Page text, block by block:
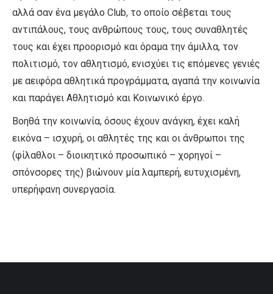
αλλά σαν ένα μεγάλο Club, το οποίο σέβεται τους
αντιπάλους, τους ανθρώπους τους, τους συναθλητές
τους και έχει προορισμό και όραμα την άμιλλα, τον
πολιτισμό, τον αθλητισμό, ενισχύει τις επόμενες γενιές
με αειφόρα αθλητικά προγράμματα, αγαπά την κοινωνία
και παράγει Αθλητισμό και Κοινωνικό έργο.
Βοηθά την κοινωνία, όσους έχουν ανάγκη, έχει καλή
εικόνα – ισχυρή, οι αθλητές της και οι άνθρωποι της
(φίλαθλοι – διοικητικό προσωπικό – χορηγοί –
σπόνσορες της) βιώνουν μία λαμπερή, ευτυχισμένη,
υπερήφανη συνεργασία.